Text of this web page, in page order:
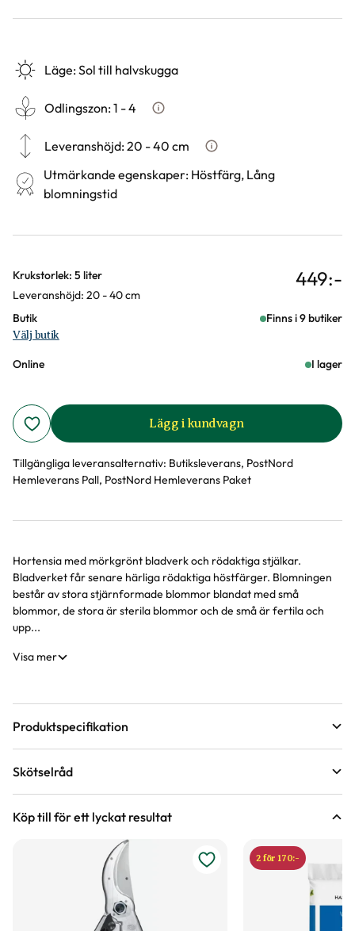
Läge:Sol till halvskugga
Odlingszon:1 - 4 Vad är odlingszon?
Leveranshöjd:20 - 40 cm Hur vi mäter leveranshöjd på
Utmärkande egenskaper: Höstfärg, Lång
blomningstid
Varianter
Krukstorlek: 5 liter
Leveranshöjd: 20 - 40 cm
449:-
Butik Finns i 9 butiker
Välj butik
Online I lager
Lägg i kundvagn
Tillgängliga leveransalternativ: Butiksleverans, PostNord
Hemleverans Pall, PostNord Hemleverans Paket
Produktinformation
Hortensia med mörkgrönt bladverk och rödaktiga stjälkar.
Bladverket får senare härliga rödaktiga höstfärger. Blomningen
består av stora stjärnformade blommor blandat med små
blommor, de stora är sterila blommor och de små är fertila och
upp...
Visa mer
Produktspecifikation
Krukstorlek
Hur vi mäter leveranshöjd på växter
100 - 150 cm Höjd på trädgårdsväxter
Kvalitet - typ av planta Buskplanta
Buskigt, Kompakt
Skötselråd
Läge Sol till halvskugga
Vad är odlingszon?
Planteringsavstånd (cc)
Köp till för ett lyckat resultat
2 för 170:-